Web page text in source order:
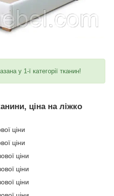
у 1-ї категорії тканин!
ціна на ліжко
ціни
ціни
ціни
ціни
ціни